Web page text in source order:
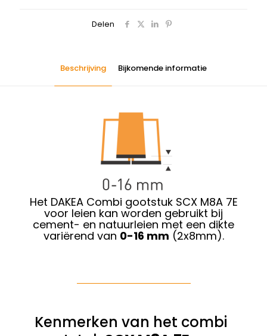
Delen
Beschrijving Bijkomende informatie
Het DAKEA Combi gootstuk SCX M8A 7E
voor leien kan worden gebruikt bij
cement- en natuurleien met een dikte
variërend van 0-16 mm (2x8mm).
Kenmerken van het combi